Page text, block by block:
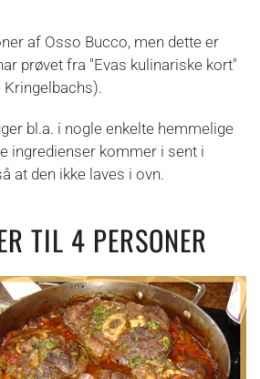
af Osso Bucco, men dette er
prøvet fra "Evas kulinariske kort"
Kringelbachs).
bl.a. i nogle enkelte hemmelige
ingredienser kommer i sent i
at den ikke laves i ovn.
TIL 4 PERSONER